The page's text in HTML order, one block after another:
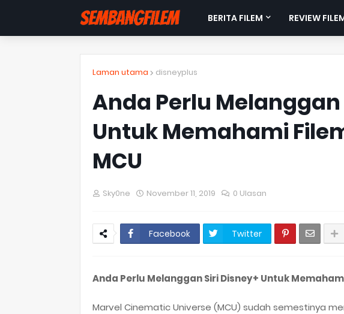
BERITA FILEM REVIEW
Laman utama disneyplus
Anda Perlu Melanggan
Untuk Memahami
MCU
Sky0ne November 11, 2019 0 Ulasan
Facebook Twitter
Anda Perlu Melanggan Siri Disney+ Untuk
Marvel Cinematic Universe (MCU) sudah semestinya